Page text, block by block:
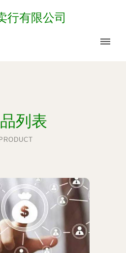
行有限公司
列表
PRODUCT